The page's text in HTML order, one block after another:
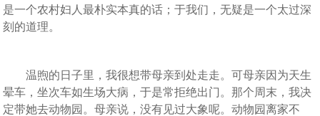
是一个农村妇人最朴实本真的话；于我们，无疑是一个太过深
刻的道理。
温煦的日子里，我很想带母亲到处走走。可母亲因为天生
晕车，坐次车如生场大病，于是常拒绝出门。那个周末，我决
定带她去动物园。母亲说，没有见过大象呢。动物园离家不